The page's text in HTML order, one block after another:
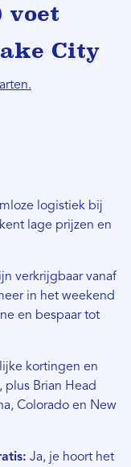
voet
City
logistiek bij
lage prijzen en
verkrijgbaar vanaf
in het weekend
en bespaar tot
kortingen en
Brian Head
Colorado en New
Ja, je hoort het